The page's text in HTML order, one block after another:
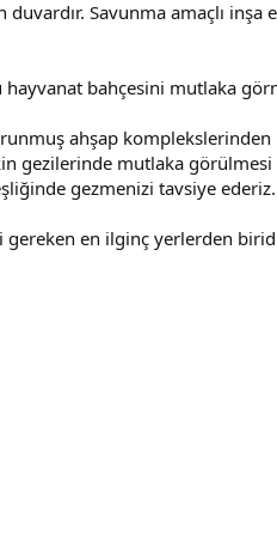
Savunma amaçlı inşa
bahçesini mutlaka
ahşap
gezilerinde mutlaka
gezmenizi tavsiye ederiz.
gereken en ilginç yerlerden